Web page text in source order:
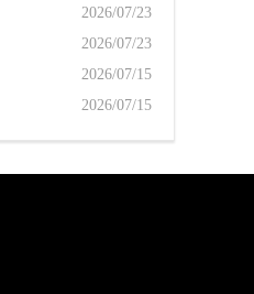
2026/07/23
2026/07/23
2026/07/15
2026/07/15